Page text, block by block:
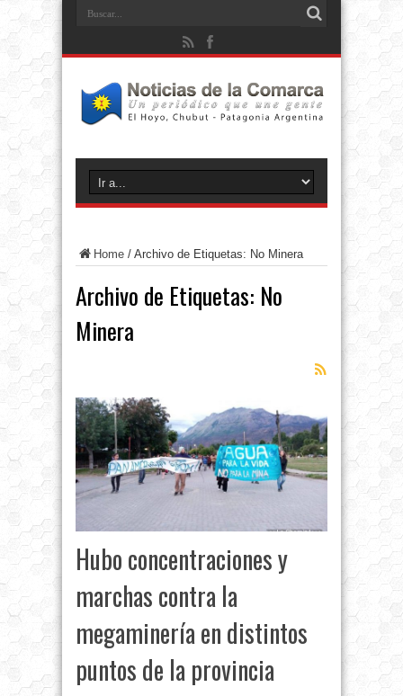
Home / Archivo de Etiquetas: No Minera
Archivo de Etiquetas: No
Minera
Hubo concentraciones y
marchas contra la
megaminería en distintos
puntos de la provincia